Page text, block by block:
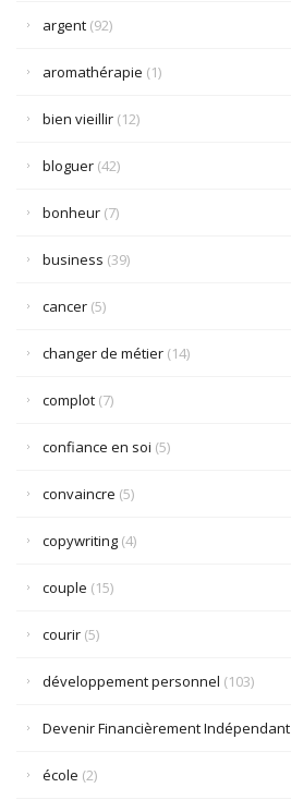
argent (92)
aromathérapie (1)
bien vieillir (12)
bloguer (42)
bonheur (7)
business (39)
cancer (5)
changer de métier (14)
complot (7)
confiance en soi (5)
convaincre (5)
copywriting (4)
couple (15)
courir (5)
développement personnel (103)
Devenir Financièrement Indépendant
école (2)